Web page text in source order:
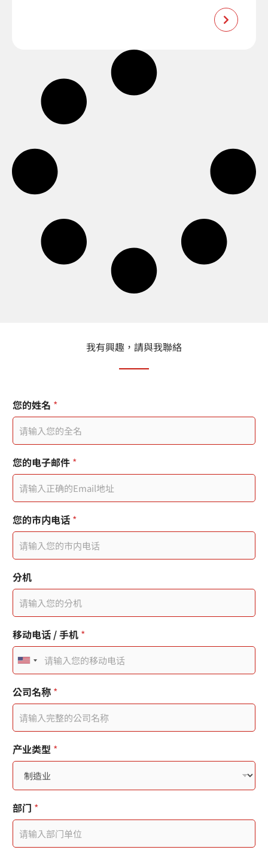
我有興趣，請與我聯絡
*
*
部
门
您的姓名 *
您的电子邮件 *
您的市内电话 *
分机
移动电话 / 手机 *
U
n
i
t
e
d
S
t
a
t
公司名称 *
产业类型 *
部
門
職
稱
部门 *